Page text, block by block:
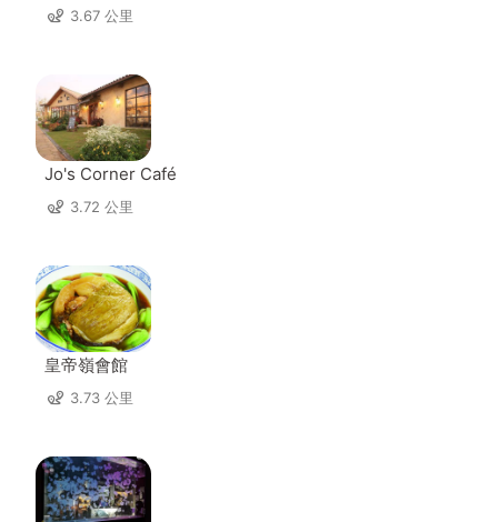
3.67 公里
Jo's Corner Café
3.72 公里
皇帝嶺會館
3.73 公里